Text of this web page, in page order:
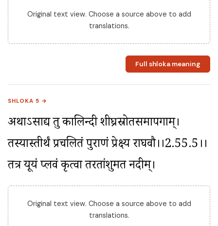
Original text view. Choose a source above to add
translations.
Full shloka meaning
SHLOKA 5 →
अथाऽसाद्य तु कालिन्दी शीघ्रस्रोतसमापगाम्।
तस्यास्तीर्थं प्रचलितं पुराणं प्रेक्ष्य राघवौ।।2.55.5।।
तत्र यूयं प्लवं कृत्वा तरतांशुमतीं नदीम्।
Original text view. Choose a source above to add
translations.